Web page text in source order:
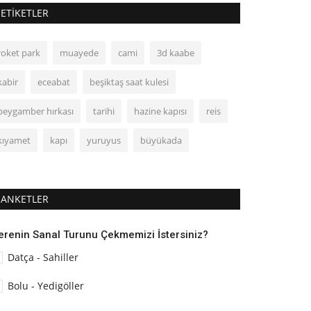
ETIKETLER
park muayede cami 3d kaabe
eceabat beşiktaş saat kulesi
hırkası tarihi hazine kapısı reis
kapı yuruyus büyükada
ANKETLER
Sanal Turunu Çekmemizi İstersiniz?
Datça - Sahiller
Bolu - Yedigöller